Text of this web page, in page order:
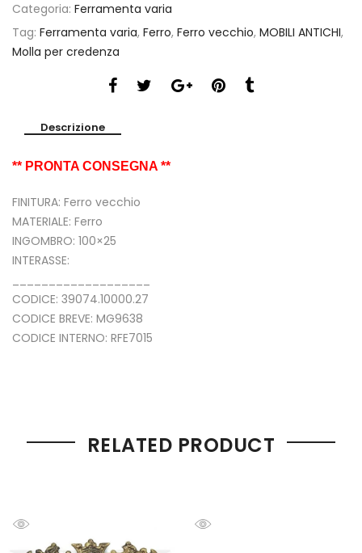
Categoria: Ferramenta varia
Tag: Ferramenta varia, Ferro, Ferro vecchio, MOBILI ANTICHI,
Molla per credenza
Descrizione
** PRONTA CONSEGNA **
FINITURA: Ferro vecchio
MATERIALE: Ferro
INGOMBRO: 100×25
INTERASSE:
CODICE: 39074.10000.27
CODICE BREVE: MG9638
CODICE INTERNO: RFE7015
RELATED PRODUCT